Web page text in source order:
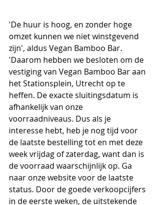
'De huur is hoog, en zonder hoge
omzet kunnen we niet winstgevend
zijn', aldus Vegan Bamboo Bar.
'Daarom hebben we besloten om de
vestiging van Vegan Bamboo Bar aan
het Stationsplein, Utrecht op te
heffen. De exacte sluitingsdatum is
afhankelijk van onze
voorraadniveaus. Dus als je
interesse hebt, heb je nog tijd voor
de laatste bestelling tot en met deze
week vrijdag of zaterdag, want dan is
de voorraad waarschijnlijk op. Ga
naar onze website voor de laatste
status. Door de goede verkoopcijfers
in de eerste weken, de uitstekende